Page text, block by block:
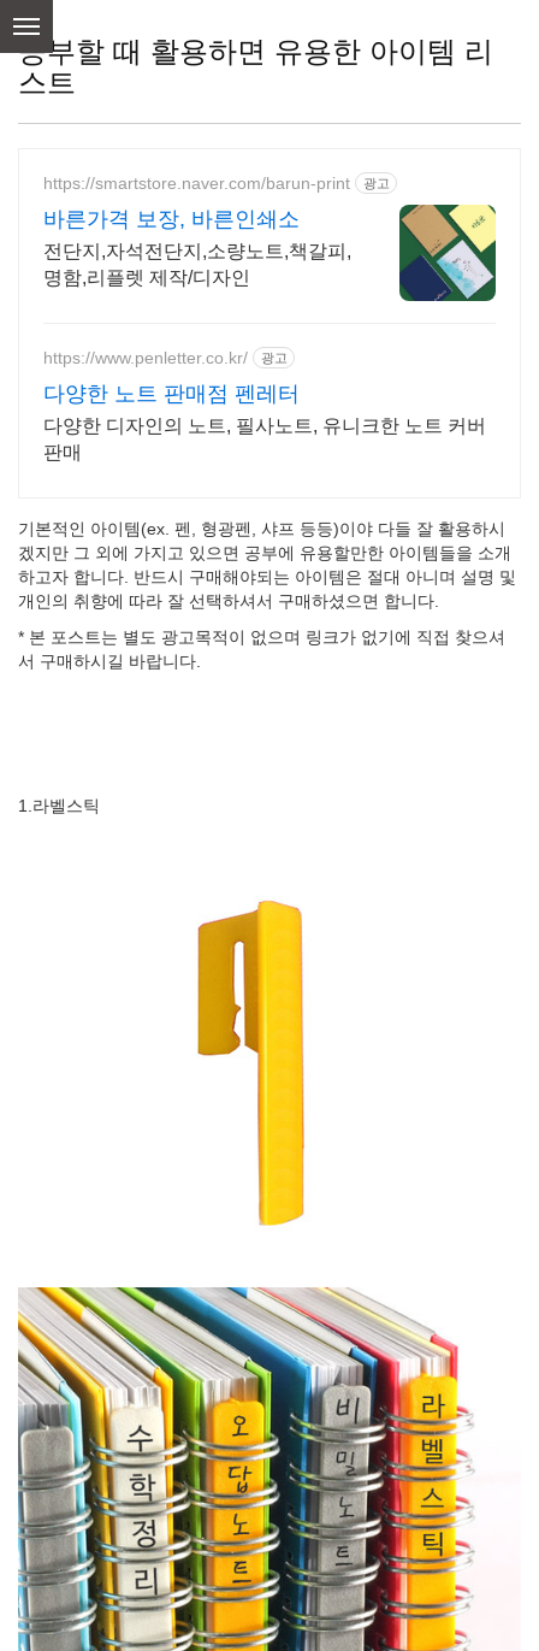
content
공부할 때 활용하면 유용한 아이템 리
스트
https://smartstore.naver.com/barun-print 광고
바른가격 보장, 바른인쇄소
전단지,자석전단지,소량노트,책갈피,
명함,리플렛 제작/디자인
https://www.penletter.co.kr/ 광고
다양한 노트 판매점 펜레터
다양한 디자인의 노트, 필사노트, 유니크한 노트 커버
판매
기본적인 아이템(ex. 펜, 형광펜, 샤프 등등)이야 다들 잘 활용하시
겠지만 그 외에 가지고 있으면 공부에 유용할만한 아이템들을 소개
하고자 합니다. 반드시 구매해야되는 아이템은 절대 아니며 설명 및
개인의 취향에 따라 잘 선택하셔서 구매하셨으면 합니다.
* 본 포스트는 별도 광고목적이 없으며 링크가 없기에 직접 찾으셔
서 구매하시길 바랍니다.
1.라벨스틱